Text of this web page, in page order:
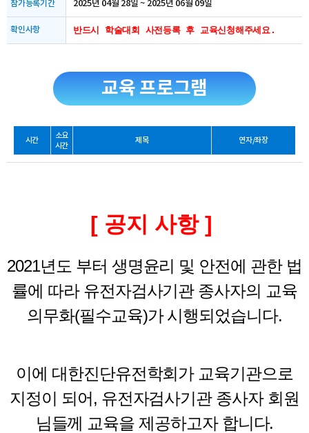
참가등록기간 2025년 04월 28일 ~ 2025년 06월 09일
확인사항 반드시 학술대회 사전등록 후 교육신청해주세요.
교육 프로그램
시간
소요
시간
제목 연자/좌장
[ 공지 사항 ]
2021년도 부터 생명윤리 및 안전에 관한 법
률에 따라 유전자검사기관 종사자의 교육
의무화(필수교육)가 시행되었습니다.
이에 대한진단유전학회가 교육기관으로
지정이 되어, 유전자검사기관 종사자 회원
님들께 교육을 제공하고자 합니다.